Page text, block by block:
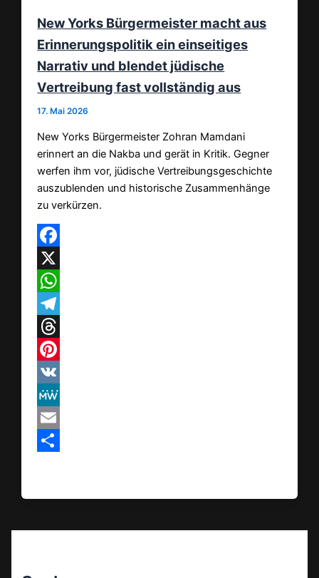
New Yorks Bürgermeister macht aus
Erinnerungspolitik ein einseitiges
Narrativ und blendet jüdische
Vertreibung fast vollständig aus
17. Mai 2026
New Yorks Bürgermeister Zohran Mamdani
erinnert an die Nakba und gerät in Kritik. Gegner
werfen ihm vor, jüdische Vertreibungsgeschichte
auszublenden und historische Zusammenhänge
zu verkürzen.
Facebook
X
WhatsApp
Telegram
Threads
Pinterest
VK
MeWe
Email